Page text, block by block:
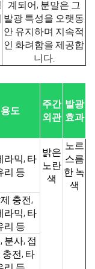
계되어, 분말은 그
발광 특성을 오랫동
안 유지하며 지속적
인 화려함을 제공합
니다.
용도
주간
외관
발광
효과
라믹, 타
리 등
밝은
노란
색
노르
스름
한 녹
색
충전,
라믹, 타
리 등
분사, 접
충전, 타